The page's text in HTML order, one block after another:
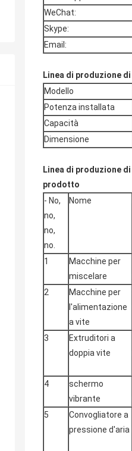
WeChat:
Skype:
Email:
Linea di produzione
Modello
Potenza installata
Capacità
Dimensione
Linea di produzione
prodotto
- No,
no,
no,
no.
Nome
1
Macchine per
miscelare
2
Macchine per
l'alimentazione
a vite
3
Extruditori a
doppia vite
4
schermo
vibrante
5
Convogliatore a
pressione d'aria